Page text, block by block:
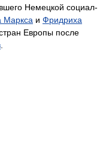
Немецкой социал-
Маркса и Фридриха
Европы после